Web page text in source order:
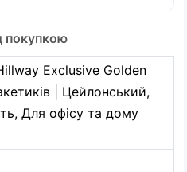
покупкою
Exclusive Golden
| Цейлонський,
Для офісу та дому